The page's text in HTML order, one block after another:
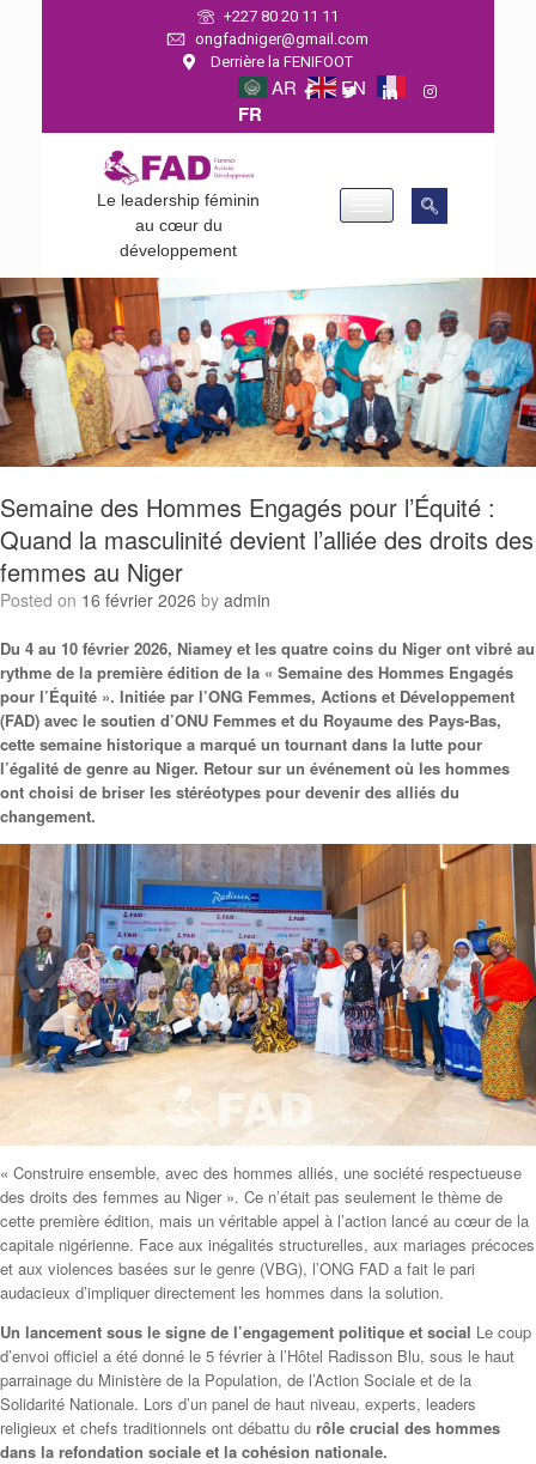
+227 80 20 11 11
ongfadniger@gmail.com
Derrière la FENIFOOT
AR EN
FR
Le leadership féminin
au cœur du
développement
Semaine des Hommes Engagés pour l’Équité :
Quand la masculinité devient l’alliée des droits des
femmes au Niger
Posted on 16 février 2026 by admin
Du 4 au 10 février 2026, Niamey et les quatre coins du Niger ont vibré au
rythme de la première édition de la « Semaine des Hommes Engagés
pour l’Équité ». Initiée par l’ONG Femmes, Actions et Développement
(FAD) avec le soutien d’ONU Femmes et du Royaume des Pays-Bas,
cette semaine historique a marqué un tournant dans la lutte pour
l’égalité de genre au Niger. Retour sur un événement où les hommes
ont choisi de briser les stéréotypes pour devenir des alliés du
changement.
« Construire ensemble, avec des hommes alliés, une société respectueuse
des droits des femmes au Niger ». Ce n’était pas seulement le thème de
cette première édition, mais un véritable appel à l’action lancé au cœur de la
capitale nigérienne. Face aux inégalités structurelles, aux mariages précoces
et aux violences basées sur le genre (VBG), l’ONG FAD a fait le pari
audacieux d’impliquer directement les hommes dans la solution.
Un lancement sous le signe de l’engagement politique et social Le coup
d’envoi officiel a été donné le 5 février à l’Hôtel Radisson Blu, sous le haut
parrainage du Ministère de la Population, de l’Action Sociale et de la
Solidarité Nationale. Lors d’un panel de haut niveau, experts, leaders
religieux et chefs traditionnels ont débattu du rôle crucial des hommes
dans la refondation sociale et la cohésion nationale.